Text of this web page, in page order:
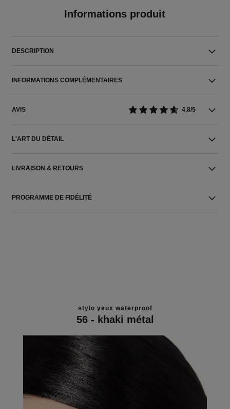
Informations produit
DESCRIPTION
INFORMATIONS COMPLÉMENTAIRES
AVIS 4.8/5
L'ART DU DÉTAIL
LIVRAISON & RETOURS
PROGRAMME DE FIDÉLITÉ
stylo yeux waterproof
56 - khaki métal